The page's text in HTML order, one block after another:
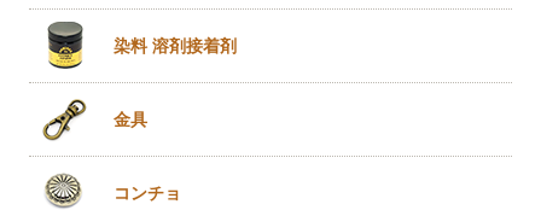
染料 溶剤接着剤
金具
コンチョ